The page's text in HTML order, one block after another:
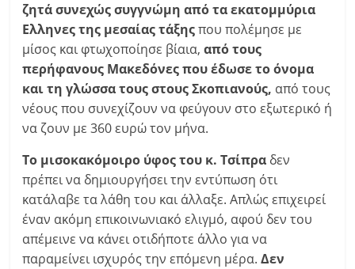
ζητά συνεχώς συγγνώμη από τα εκατομμύρια
Ελληνες της μεσαίας τάξηςπου πολέμησε με
μίσος και φτωχοποίησε βίαια,από τους
περήφανους Μακεδόνες που έδωσε το όνομα
και τη γλώσσα τους στους Σκοπιανούς, από τους
νέους που συνεχίζουν να φεύγουν στο εξωτερικό ή
να ζουν με 360 ευρώ τον μήνα.
Το μισοκακόμοιρο ύφος του κ. Τσίπρα δεν
πρέπει να δημιουργήσει την εντύπωση ότι
κατάλαβε τα λάθη του και άλλαξε. Απλώς επιχειρεί
έναν ακόμη επικοινωνιακό ελιγμό, αφού δεν του
απέμεινε να κάνει οτιδήποτε άλλο για να
παραμείνει ισχυρός την επόμενη μέρα.Δεν